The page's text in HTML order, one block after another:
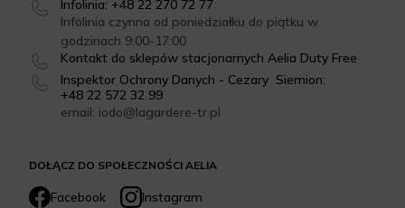
DOŁĄCZ DO SPOŁECZNOŚCI AELIA
Facebook
Instagram
Infolinia: +48 22 270 72 77
Infolinia czynna od poniedziałku do piątku w
godzinach 9:00-17:00
Kontakt do sklepów stacjonarnych Aelia Duty Free
Inspektor Ochrony Danych - Cezary Siemion:
+48 22 572 32 99
email: iodo@lagardere-tr.pl